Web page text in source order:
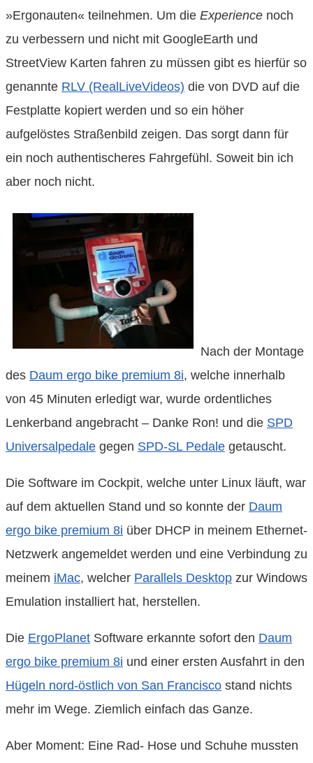
»Ergonauten« teilnehmen. Um die Experience noch
zu verbessern und nicht mit GoogleEarth und
StreetView Karten fahren zu müssen gibt es hierfür so
genannte RLV (RealLiveVideos) die von DVD auf die
Festplatte kopiert werden und so ein höher
aufgelöstes Straßenbild zeigen. Das sorgt dann für
ein noch authentischeres Fahrgefühl. Soweit bin ich
aber noch nicht.
Nach der Montage
des Daum ergo bike premium 8i, welche innerhalb
von 45 Minuten erledigt war, wurde ordentliches
Lenkerband angebracht – Danke Ron! und die SPD
Universalpedale gegen SPD-SL Pedale getauscht.
Die Software im Cockpit, welche unter Linux läuft, war
auf dem aktuellen Stand und so konnte der Daum
ergo bike premium 8i über DHCP in meinem Ethernet-
Netzwerk angemeldet werden und eine Verbindung zu
meinem iMac, welcher Parallels Desktop zur Windows
Emulation installiert hat, herstellen.
Die ErgoPlanet Software erkannte sofort den Daum
ergo bike premium 8i und einer ersten Ausfahrt in den
Hügeln nord-östlich von San Francisco stand nichts
mehr im Wege. Ziemlich einfach das Ganze.
Aber Moment: Eine Rad- Hose und Schuhe mussten